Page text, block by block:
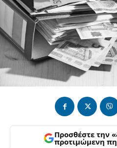
Προσθέστε την
προτιμώμενη